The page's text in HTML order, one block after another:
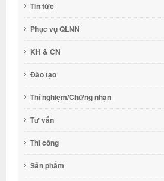
Tin tức
Phục vụ QLNN
KH & CN
Đào tạo
Thí nghiệm/Chứng nhận
Tư vấn
Thi công
Sản phẩm